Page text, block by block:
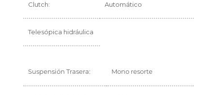
Clutch: Automático
Telesópica hidráulica
Suspensión Trasera: Mono resorte